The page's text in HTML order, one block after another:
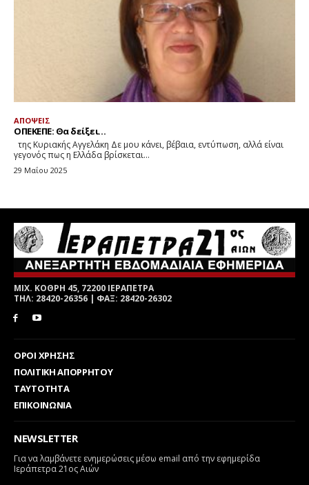
ΜΙΧ. ΚΟΘΡΗ 45, 72200 ΙΕΡΑΠΕΤΡΑ
ΤΗΛ: 28420-26356 | ΦΑΞ: 28420-26302
ΟΡΟΙ ΧΡΗΣΗΣ
ΠΟΛΙΤΙΚΗ ΑΠΟΡΡΗΤΟΥ
ΤΑΥΤΟΤΗΤΑ
ΕΠΙΚΟΙΝΩΝΙΑ
NEWSLETTER
Για να λαμβάνετε ενημερώσεις μέσω email από την εφημερίδα
Ιεράπετρα 21ος Αιών